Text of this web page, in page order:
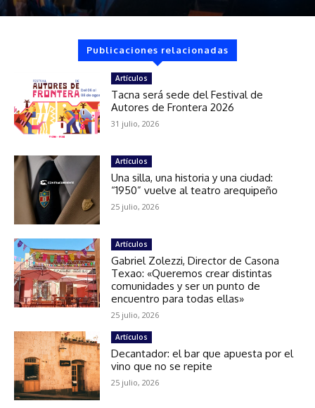
Publicaciones relacionadas
Artículos
Tacna será sede del Festival de
Autores de Frontera 2026
31 julio, 2026
Artículos
Una silla, una historia y una ciudad:
“1950” vuelve al teatro arequipeño
25 julio, 2026
Artículos
Gabriel Zolezzi, Director de Casona
Texao: «Queremos crear distintas
comunidades y ser un punto de
encuentro para todas ellas»
25 julio, 2026
Artículos
Decantador: el bar que apuesta por el
vino que no se repite
25 julio, 2026